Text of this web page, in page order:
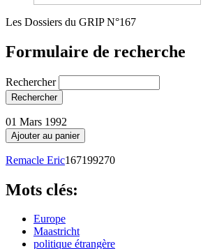
Les Dossiers du GRIP N°167
Formulaire de recherche
Rechercher
01 Mars 1992
Remacle Eric167199270
Mots clés:
Europe
Maastricht
politique étrangère